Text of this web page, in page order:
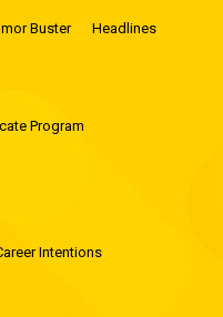
Buster Headlines
Program
Intentions